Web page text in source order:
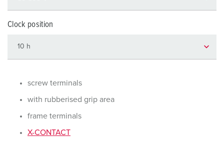
Clock position
screw terminals
with rubberised grip area
frame terminals
X-CONTACT